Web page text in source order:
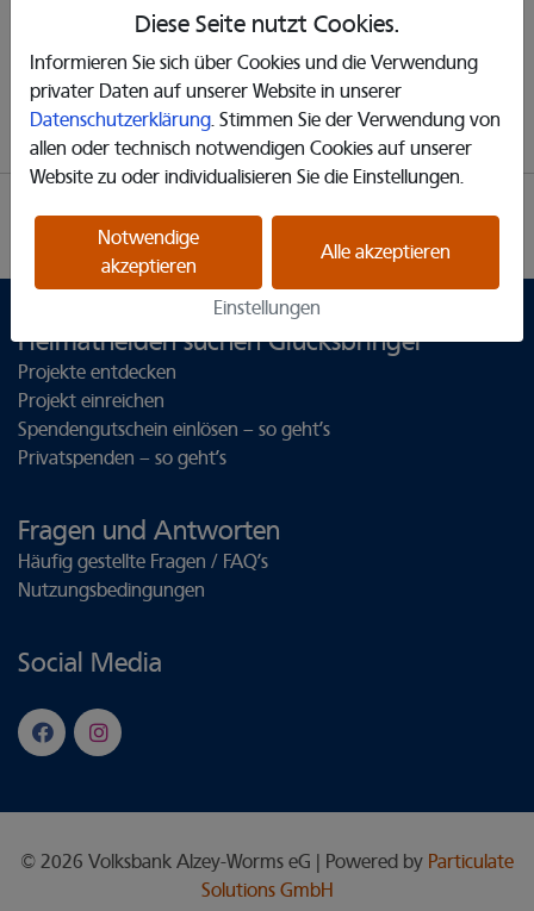
Diese Seite nutzt Cookies.
Informieren Sie sich über Cookies und die Verwendung
privater Daten auf unserer Website in unserer
Datenschutzerklärung. Stimmen Sie der Verwendung von
allen oder technisch notwendigen Cookies auf unserer
Website zu oder individualisieren Sie die Einstellungen.
Notwendige
akzeptieren
Alle akzeptieren
Einstellungen
Ich habe dieDatenschutzerklärunggelesen.
Registrieren
Cookie Einstellungen
Heimathelden suchen Glücksbringer
Projekte entdecken
Projekt einreichen
Spendengutschein einlösen – so geht’s
Privatspenden – so geht’s
Fragen und Antworten
Häufig gestellte Fragen / FAQ’s
Nutzungsbedingungen
Social Media
© 2026 Volksbank Alzey-Worms eG | Powered by Particulate
Solutions GmbH